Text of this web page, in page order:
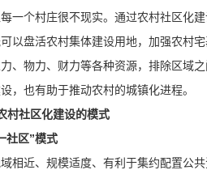
一个村庄很不现实。通过农村社区化
以盘活农村集体建设用地，加强农村
、物力、财力等各种资源，排除区域
，也有助于推动农村的城镇化进程。
村社区化建设的模式
社区”模式
相近、规模适度、有利于集约配置公